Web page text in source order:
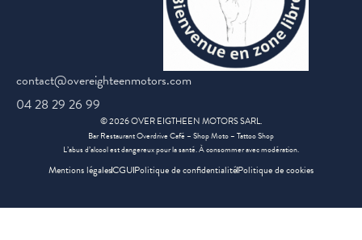
contact@overeighteenmotors.com
04 28 29 26 99
©2026OVER EIGTHEEN MOTORS SARL.
Bar Restaurant Overdrive Café – Shop Moto – Tattoo Shop
L’abus d’alcool est dangereux pour la santé. À consommer avec modération.
Mentions légalesCGUPolitique de confidentialitéPolitique de cookies